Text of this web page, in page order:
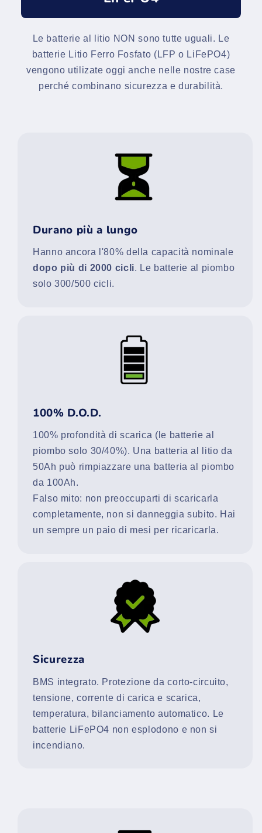
Le batterie al litio NON sono tutte uguali. Le
batterie Litio Ferro Fosfato (LFP o LiFePO4)
vengono utilizate oggi anche nelle nostre case
perché combinano sicurezza e durabilità.
Durano più a lungo
Hanno ancora l'80% della capacità nominale
dopo più di 2000 cicli. Le batterie al piombo
solo 300/500 cicli.
100% D.O.D.
100% profondità di scarica (le batterie al
piombo solo 30/40%). Una batteria al litio da
50Ah può rimpiazzare una batteria al piombo
da 100Ah.
Falso mito: non preoccuparti di scaricarla
completamente, non si danneggia subito. Hai
un sempre un paio di mesi per ricaricarla.
Sicurezza
BMS integrato. Protezione da corto-circuito,
tensione, corrente di carica e scarica,
temperatura, bilanciamento automatico. Le
batterie LiFePO4 non esplodono e non si
incendiano.